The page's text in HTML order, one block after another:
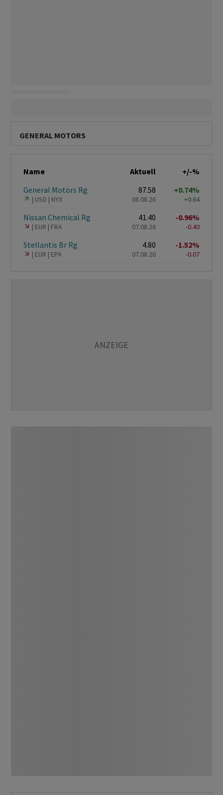
GENERAL MOTORS
Name Aktuell
+/-%
General Motors Rg
USD NYX
87.58
08.08.26
+0.74%
+0.64
Nissan Chemical Rg
EUR FRA
41.40
07.08.26
-0.96%
-0.40
Stellantis Br Rg
EUR EPA
4.80
07.08.26
-1.52%
-0.07